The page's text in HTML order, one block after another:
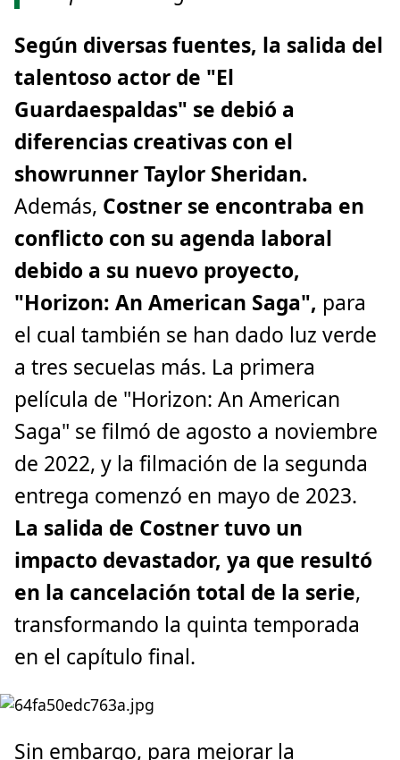
Según diversas fuentes, la salida del
talentoso actor de "El
Guardaespaldas" se debió a
diferencias creativas con el
showrunner Taylor Sheridan.
Además, Costner se encontraba en
conflicto con su agenda laboral
debido a su nuevo proyecto,
"Horizon: An American Saga", para
el cual también se han dado luz verde
a tres secuelas más. La primera
película de "Horizon: An American
Saga" se filmó de agosto a noviembre
de 2022, y la filmación de la segunda
entrega comenzó en mayo de 2023.
La salida de Costner tuvo un
impacto devastador, ya que resultó
en la cancelación total de la serie,
transformando la quinta temporada
en el capítulo final.
Sin embargo, para mejorar la